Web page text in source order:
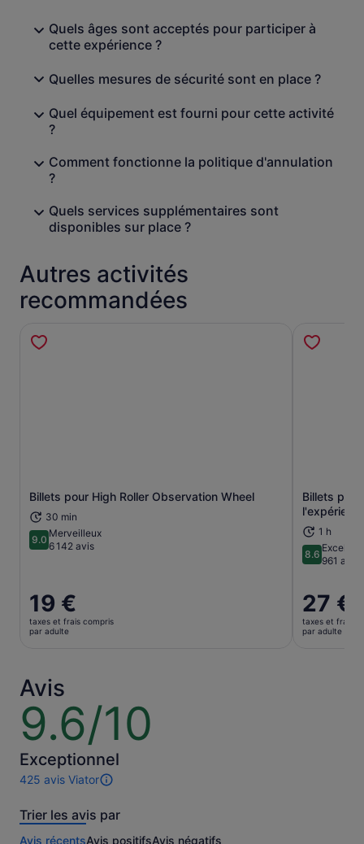
Quels âges sont acceptés pour participer à
cette expérience ?
Quelles mesures de sécurité sont en place ?
Quel équipement est fourni pour cette activité
?
Comment fonctionne la politique d'annulation
?
Quels services supplémentaires sont
disponibles sur place ?
Autres activités
recommandées
Billets pour High Roller Observation Wheel
30 min
9.09.0 sur 10
Merveilleux
6 142 avis
Le
prix
est
adulte
19 €
taxes et frais compris
par adulte
S’ouvre dans un nouvel onglet.
Billets
1 h
8.68.6 sur 10
Excellent
961 avis
Le
prix
est
27 €
taxes et frais
par adulte
Avis
9.6/10
9.6
sur
10
Exceptionnel
425 avis Viator
425 avis
cette
Trier les avis par
Avis récentsAvis positifsAvis négatifs